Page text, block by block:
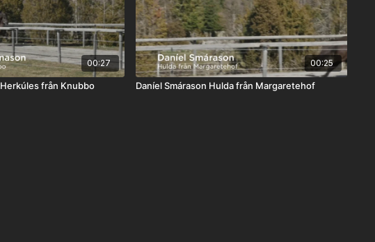
00:27
Thorvaldur Arnason Herkúles från Knubbo
00:25
Daníel Smárason Hulda från Margaretehof